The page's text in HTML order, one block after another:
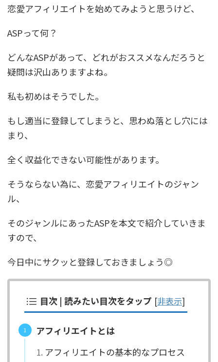
恋愛アフィリエイトを始めてみようと思うけど、
ASPって何？
どんなASPがあって、どれがおススメなんだろうと
疑問は沢山ありますよね。
私も初めはそうでした。
もし適当に登録してしまうと、思わぬ落とし穴には
まり、
全く収益化できない可能性があります。
そうならない為に、恋愛アフィリエイトのジャン
ル、
そのジャンルにあったASPを本文で紹介していきま
すので、
今日中にサクッと登録しておきましょう◎
目次 | 読みたい目次をタップ [非表示]
アフィリエイトとは
アフィリエイトの基本的なプロセス